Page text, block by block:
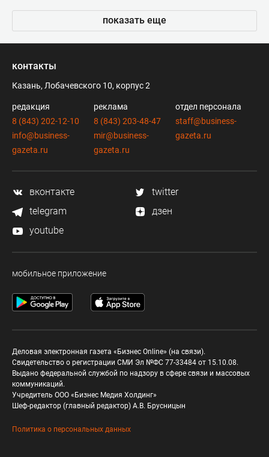
показать еще
контакты
Казань, Лобачевского 10, корпус 2
редакция
8 (843) 202-12-10
info@business-
gazeta.ru
реклама
8 (843) 203-48-47
mir@business-
gazeta.ru
отдел персонала
staff@business-
gazeta.ru
вконтакте
twitter
telegram
дзен
youtube
мобильное приложение
Деловая электронная газета «Бизнес Online» (на связи).
Свидетельство о регистрации СМИ Эл №ФС 77-33484 от 15.10.08.
Выдано федеральной службой по надзору в сфере связи и массовых
коммуникаций.
Учредитель ООО «Бизнес Медия Холдинг»
Шеф-редактор (главный редактор) А.В. Брусницын
Политика о персональных данных